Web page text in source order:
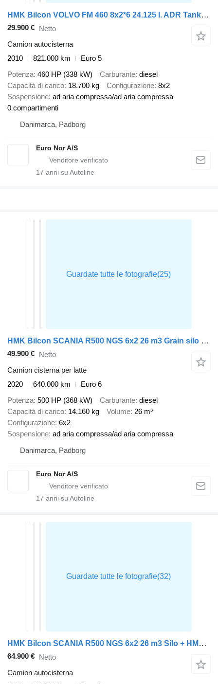
HMK Bilcon VOLVO FM 460 8x2*6 24.125 l. ADR Tanktruck
29.900 € Netto
Camion autocisterna
2010
821.000 km
Euro 5
Potenza 460 HP (338 kW) Carburante diesel
Capacità di carico 18.700 kg Configurazione 8x2
Sospensione ad aria compressa/ad aria compressa
0 compartimenti
Danimarca, Padborg
Euro Nor A/S
17 anni su Autoline
HMK Bilcon SCANIA R500 NGS 6x2 26 m3 Grain silo / Kompressor
49.900 € Netto
Camion cisterna per latte
2020
640.000 km
Euro 6
Potenza 500 HP (368 kW) Carburante diesel
Capacità di carico 14.160 kg Volume 26 m³
Configurazione 6x2
Sospensione ad aria compressa/ad aria compressa
Danimarca, Padborg
Euro Nor A/S
17 anni su Autoline
HMK Bilcon SCANIA R500 NGS 6x2 26 m3 Silo + HMK Bilcon Silotrailer + rimorchio autocisterna
64.900 € Netto
Camion autocisterna